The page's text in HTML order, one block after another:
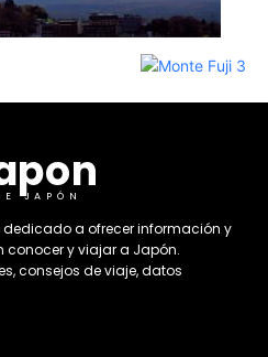
JAPÓN
dedicado a ofrecer información y
conocer y viajar a Japón.
consejos de viaje, datos